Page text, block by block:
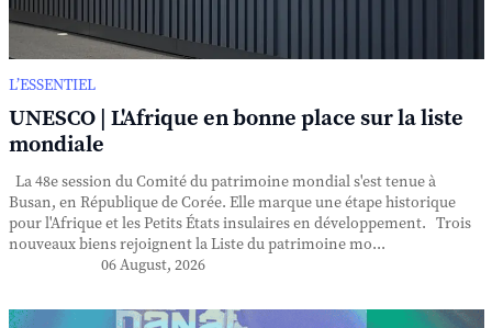
L’ESSENTIEL
UNESCO | L'Afrique en bonne place sur la liste
mondiale
La 48e session du Comité du patrimoine mondial s'est tenue à
Busan, en République de Corée. Elle marque une étape historique
pour l'Afrique et les Petits États insulaires en développement. Trois
nouveaux biens rejoignent la Liste du patrimoine mo...
06 August, 2026